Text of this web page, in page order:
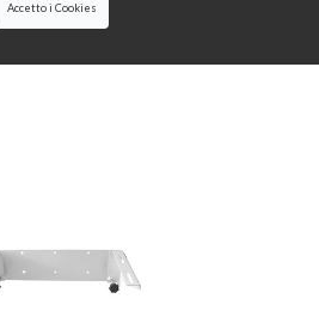
BATHROOMS>BRACKETS FOR
GRIP
Accetto i Cookies